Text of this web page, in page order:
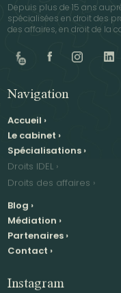
Depuis plus de 15 ans
spécialisées en droit des
des affaires, en droit de la
Navigation
Accueil ›
Le cabinet ›
Spécialisations ›
Droits IDEL ›
Droits des affaires ›
Blog ›
Médiation ›
Partenaires ›
Contact ›
Instagram